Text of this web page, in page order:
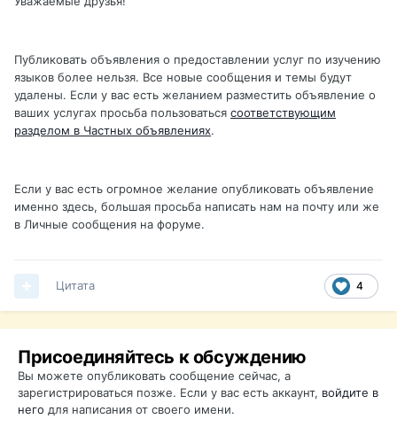
Публиковать объявления о предоставлении услуг по изучению
языков более нельзя. Все новые сообщения и темы будут
удалены. Если у вас есть желанием разместить объявление о
ваших услугах просьба пользоваться соответствующим
разделом в Частных объявлениях.
Если у вас есть огромное желание опубликовать объявление
именно здесь, большая просьба написать нам на почту или же
в Личные сообщения на форуме.
4
Цитата
Присоединяйтесь к обсуждению
Вы можете опубликовать сообщение сейчас, а
зарегистрироваться позже. Если у вас есть аккаунт, войдите в
него для написания от своего имени.